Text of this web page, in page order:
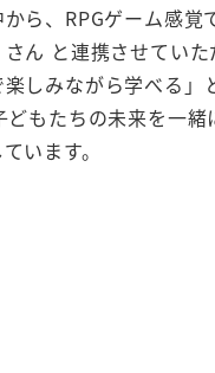
ら、RPGゲーム感覚
ん と連携させていた
楽しみながら学べる
どもたちの未来を一
います。